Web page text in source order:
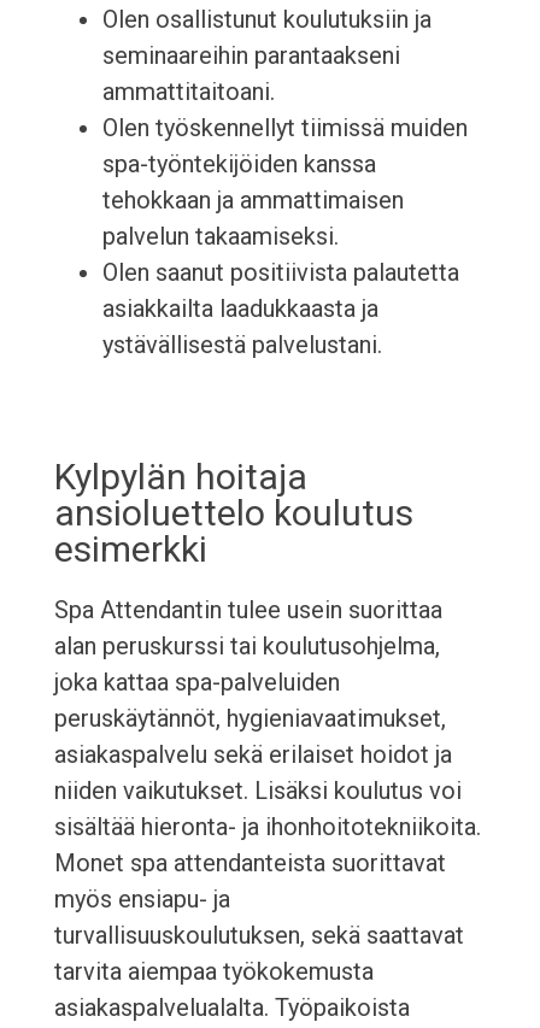
Olen osallistunut koulutuksiin ja
seminaareihin parantaakseni
ammattitaitoani.
Olen työskennellyt tiimissä muiden
spa-työntekijöiden kanssa
tehokkaan ja ammattimaisen
palvelun takaamiseksi.
Olen saanut positiivista palautetta
asiakkailta laadukkaasta ja
ystävällisestä palvelustani.
Kylpylän hoitaja
ansioluettelo koulutus
esimerkki
Spa Attendantin tulee usein suorittaa
alan peruskurssi tai koulutusohjelma,
joka kattaa spa-palveluiden
peruskäytännöt, hygieniavaatimukset,
asiakaspalvelu sekä erilaiset hoidot ja
niiden vaikutukset. Lisäksi koulutus voi
sisältää hieronta- ja ihonhoitotekniikoita.
Monet spa attendanteista suorittavat
myös ensiapu- ja
turvallisuuskoulutuksen, sekä saattavat
tarvita aiempaa työkokemusta
asiakaspalvelualalta. Työpaikoista